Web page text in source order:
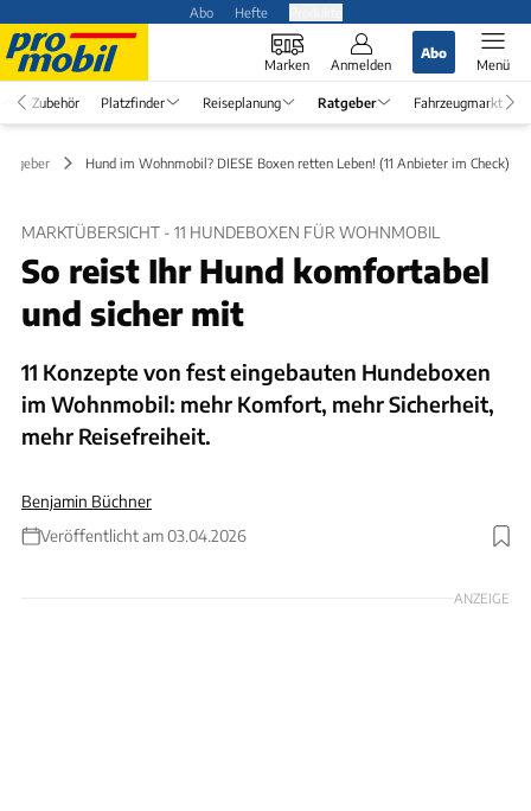
Abo Hefte
Marken Anmelden
Abo
Menü
Zubehör Platzfinder Reiseplanung Ratgeber Fahrzeugmarkt
Hund im Wohnmobil? DIESE Boxen retten Leben! (11 Anbieter im Check)
MARKTÜBERSICHT - 11 HUNDEBOXEN FÜR WOHNMOBIL
So reist Ihr Hund komfortabel
und sicher mit
11 Konzepte von fest eingebauten Hundeboxen
im Wohnmobil: mehr Komfort, mehr Sicherheit,
mehr Reisefreiheit.
Benjamin Büchner
Veröffentlicht am 03.04.2026
Foto: Best Friend Camper
ANZEIGE